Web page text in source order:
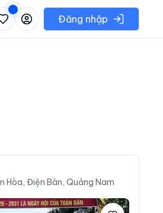
có thể chọnĐăng nhập
Hòa, Điện Bàn, Quảng Nam